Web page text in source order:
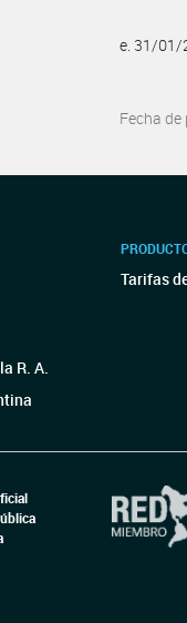
e. 31/01/
Fecha
R. A.
Tarifas